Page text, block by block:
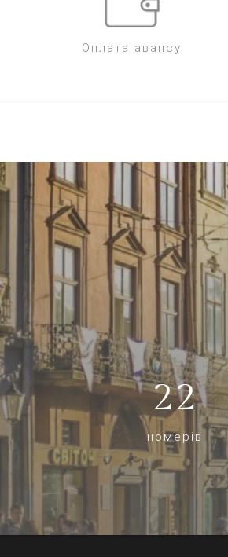
Оплата авансу
22
номерів